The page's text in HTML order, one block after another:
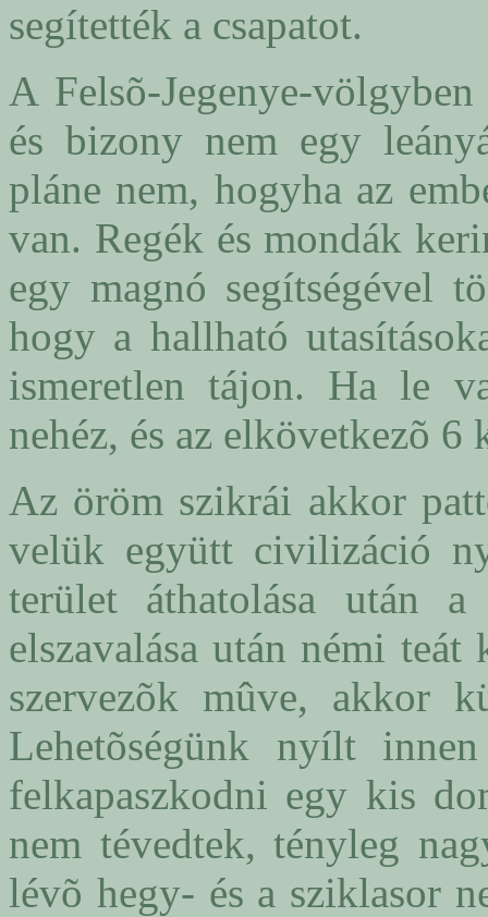
segítették a csapatot.
A Felsõ-Jegenye-
és bizony nem egy
pláne nem, hogyha az
van. Regék és mondák
egy magnó segítségével
hogy a hallható
ismeretlen tájon. Ha le
nehéz, és az elkövetkezõ
Az öröm szikrái akkor
velük együtt civilizáció
terület áthatolása után
elszavalása után némi
szervezõk mûve, akkor
Lehetõségünk nyílt
felkapaszkodni egy kis
nem tévedtek, tényleg
lévõ hegy- és a sziklasor